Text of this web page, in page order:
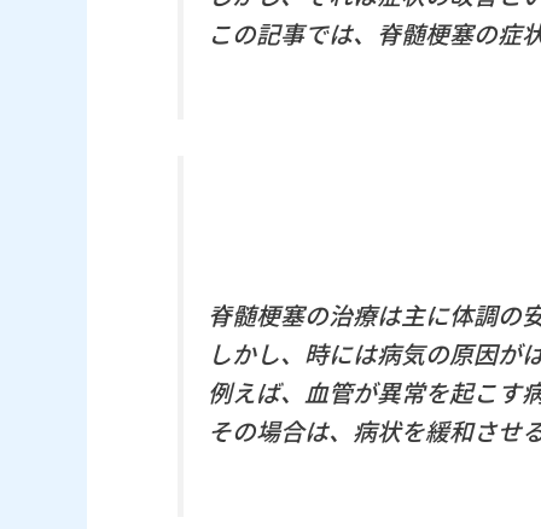
この記事では、脊髄梗塞の症
脊髄梗塞の治療は主に体調の
しかし、時には病気の原因が
例えば、血管が異常を起こす
その場合は、病状を緩和させ